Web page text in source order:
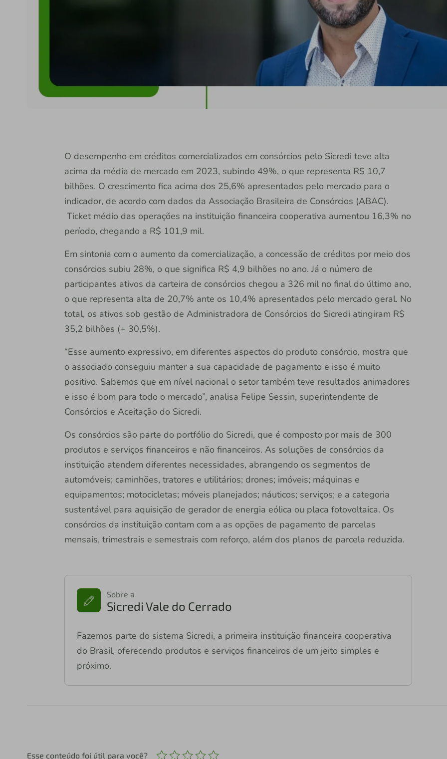
O desempenho em créditos comercializados em consórcios pelo Sicredi teve alta
acima da média de mercado em 2023, subindo 49%, o que representa R$ 10,7
bilhões. O crescimento fica acima dos 25,6% apresentados pelo mercado para o
indicador, de acordo com dados da Associação Brasileira de Consórcios (ABAC).
Ticket médio das operações na instituição financeira cooperativa aumentou 16,3% no
período, chegando a R$ 101,9 mil.
Em sintonia com o aumento da comercialização, a concessão de créditos por meio dos
consórcios subiu 28%, o que significa R$ 4,9 bilhões no ano. Já o número de
participantes ativos da carteira de consórcios chegou a 326 mil no final do último ano,
o que representa alta de 20,7% ante os 10,4% apresentados pelo mercado geral. No
total, os ativos sob gestão de Administradora de Consórcios do Sicredi atingiram R$
35,2 bilhões (+ 30,5%).
“Esse aumento expressivo, em diferentes aspectos do produto consórcio, mostra que
o associado conseguiu manter a sua capacidade de pagamento e isso é muito
positivo. Sabemos que em nível nacional o setor também teve resultados animadores
e isso é bom para todo o mercado”, analisa Felipe Sessin, superintendente de
Consórcios e Aceitação do Sicredi.
Os consórcios são parte do portfólio do Sicredi, que é composto por mais de 300
produtos e serviços financeiros e não financeiros. As soluções de consórcios da
instituição atendem diferentes necessidades, abrangendo os segmentos de
automóveis; caminhões, tratores e utilitários; drones; imóveis; máquinas e
equipamentos; motocicletas; móveis planejados; náuticos; serviços; e a categoria
sustentável para aquisição de gerador de energia eólica ou placa fotovoltaica. Os
consórcios da instituição contam com a as opções de pagamento de parcelas
mensais, trimestrais e semestrais com reforço, além dos planos de parcela reduzida.
Sobre a
Sicredi Vale do Cerrado
Fazemos parte do sistema Sicredi, a primeira instituição financeira cooperativa
do Brasil, oferecendo produtos e serviços financeiros de um jeito simples e
próximo.
Esse conteúdo foi útil para você?